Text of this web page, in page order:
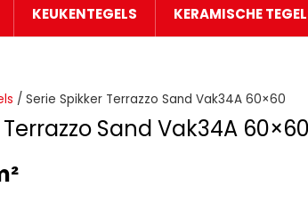
KEUKENTEGELS KERAMISCHE
/ Serie Spikker Terrazzo Sand Vak34A 60×60
Sand Vak34A 60×60